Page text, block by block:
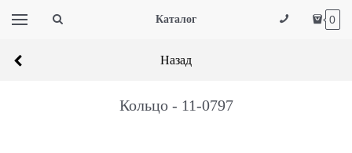
Каталог 0
Назад
Кольцо - 11-0797